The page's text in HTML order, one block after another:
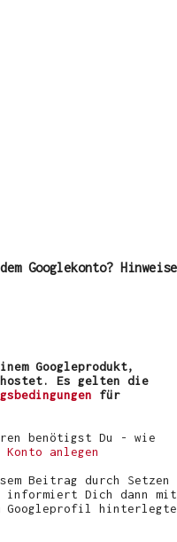
Googlekonto? Hinweise
Googleprodukt,
Es gelten die
für
benötigst Du - wie
Konto anlegen
Beitrag durch Setzen
informiert Dich dann mit
Googleprofil hinterlegte